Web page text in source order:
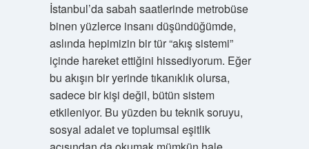
İstanbul’da sabah saatlerinde metrobüse
binen yüzlerce insanı düşündüğümde,
aslında hepimizin bir tür “akış sistemi”
içinde hareket ettiğini hissediyorum. Eğer
bu akışın bir yerinde tıkanıklık olursa,
sadece bir kişi değil, bütün sistem
etkileniyor. Bu yüzden bu teknik soruyu,
sosyal adalet ve toplumsal eşitlik